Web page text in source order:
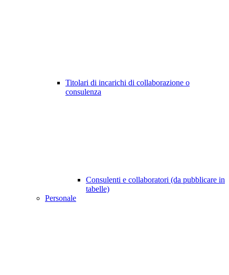
Titolari di incarichi di collaborazione o
consulenza
Consulenti e collaboratori (da pubblicare in
tabelle)
Personale